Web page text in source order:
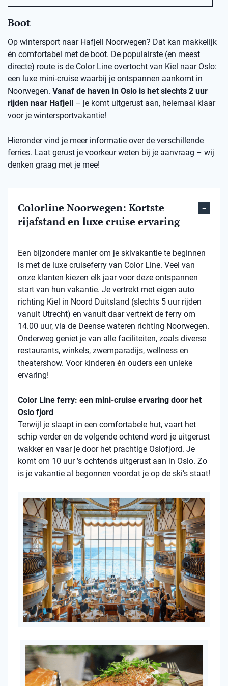
Boot
Op wintersport naar Hafjell Noorwegen? Dat kan makkelijk
én comfortabel met de boot. De populairste (en meest
directe) route is de Color Line overtocht van Kiel naar Oslo:
een luxe mini-cruise waarbij je ontspannen aankomt in
Noorwegen. Vanaf de haven in Oslo is het slechts 2 uur
rijden naar Hafjell – je komt uitgerust aan, helemaal klaar
voor je wintersportvakantie!
Hieronder vind je meer informatie over de verschillende
ferries. Laat gerust je voorkeur weten bij je aanvraag – wij
denken graag met je mee!
Colorline Noorwegen: Kortste
rijafstand en luxe cruise ervaring
Een bijzondere manier om je skivakantie te beginnen
is met de luxe cruiseferry van Color Line. Veel van
onze klanten kiezen elk jaar voor deze ontspannen
start van hun vakantie. Je vertrekt met eigen auto
richting Kiel in Noord Duitsland (slechts 5 uur rijden
vanuit Utrecht) en vanuit daar vertrekt de ferry om
14.00 uur, via de Deense wateren richting Noorwegen.
Onderweg geniet je van alle faciliteiten, zoals diverse
restaurants, winkels, zwemparadijs, wellness en
theatershow. Voor kinderen én ouders een unieke
ervaring!
Color Line ferry: een mini-cruise ervaring door het
Oslo fjord
Terwijl je slaapt in een comfortabele hut, vaart het
schip verder en de volgende ochtend word je uitgerust
wakker en vaar je door het prachtige Oslofjord. Je
komt om 10 uur ’s ochtends uitgerust aan in Oslo. Zo
is je vakantie al begonnen voordat je op de ski’s staat!